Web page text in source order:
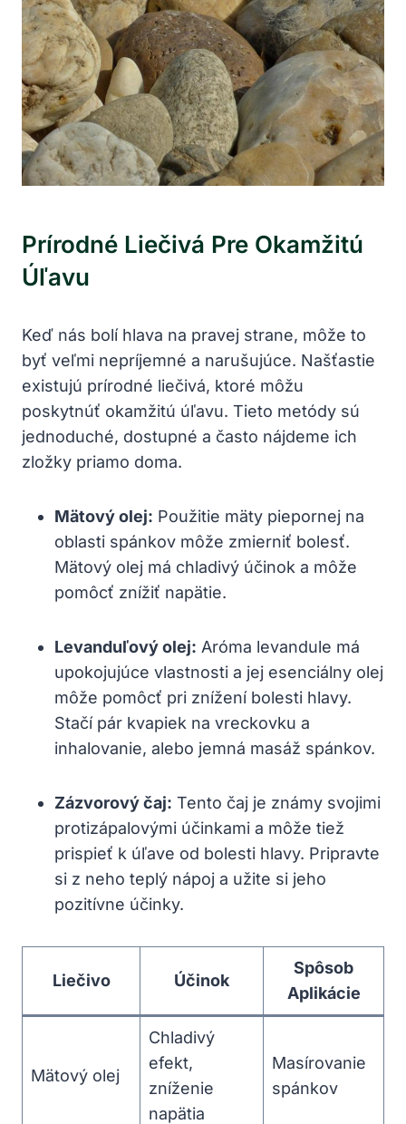
Prírodné Liečivá Pre Okamžitú
Úľavu
Keď nás bolí hlava na pravej strane, môže to
byť veľmi nepríjemné a narušujúce. Našťastie
existujú prírodné liečivá, ktoré môžu
poskytnúť okamžitú úľavu. Tieto metódy sú
jednoduché, dostupné a často nájdeme ich
zložky priamo doma.
Mätový olej: Použitie mäty piepornej na
oblasti spánkov môže zmierniť bolesť.
Mätový olej má chladivý účinok a môže
pomôcť znížiť napätie.
Levanduľový olej: Aróma levandule má
upokojujúce vlastnosti a jej esenciálny olej
môže pomôcť pri znížení bolesti hlavy.
Stačí pár kvapiek na vreckovku a
inhalovanie, alebo jemná masáž spánkov.
Zázvorový čaj: Tento čaj je známy svojimi
protizápalovými účinkami a môže tiež
prispieť k úľave od bolesti hlavy. Pripravte
si z neho teplý nápoj a užite si jeho
pozitívne účinky.
Liečivo Účinok
Spôsob
Aplikácie
Mätový olej
Chladivý
efekt,
zníženie
napätia
Masírovanie
spánkov